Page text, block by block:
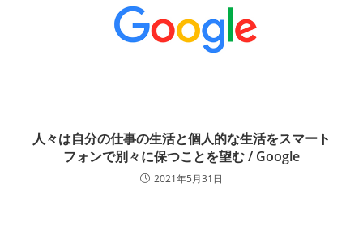
人々は自分の仕事の生活と個人的な生活をスマート
フォンで別々に保つことを望む / Google
2021年5月31日